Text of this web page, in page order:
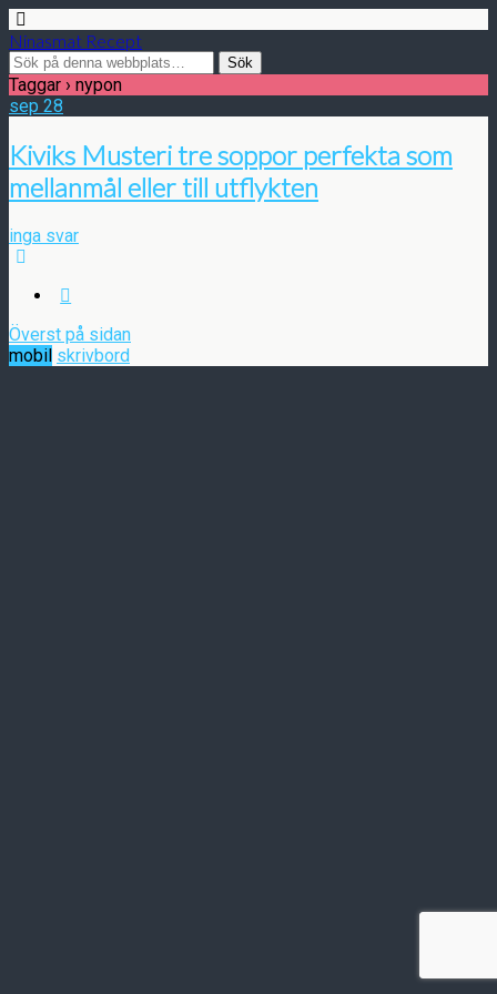
Ninasmat Recept
Taggar › nypon
sep 28
Kiviks Musteri tre soppor perfekta som
mellanmål eller till utflykten
inga svar
Överst på sidan
mobil skrivbord